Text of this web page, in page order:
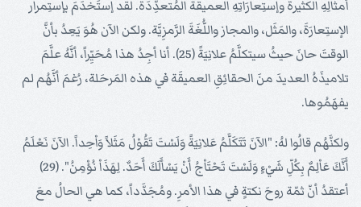
أمثالِهِ الكثيرة وإستِعارَاتِهِ العميقَة المُتعدِّدَة. لقد إستَخدَمَ بإستِمرار
الإستِعارَةَ، والمَثَل، والمجاز واللُّغَةَ الرَّمزِيَّة. ولكن الآن هُوَ يَعِدُ بأنَّ
الوقتَ حانَ حيثُ سيتكلَّمُ علانِيَةً (25). أنا أجِدُ هذا مُحَيِّراً، أنَّهُ علَّمَ
تلاميذَهُ العديدَ منَ الحقائِقِ العميقَة في هذه المَرحَلة، رُغمَ أنَّهُم لم
يفهَمُوها.
ولكنَّهُم قالُوا لهُ: "الآنَ تَتَكَلَّمُ عَلانِيَةً وَلَسْتَ تَقُوْلُ مَثَلاً وَاْحِداً. الآنَ نَعْلَمُ
أَنَّكَ عَاْلِمٌ بِكُلِّ شَيْءٍ وَلَسْتَ تَحْتَاْجُ أَنْ يَسْأَلَكَ أَحَدٌ. لِهَذَاْ نُؤْمِنُ". (29)
أعتقدُ أنّ ثمّة روحَ نكتةٍ في هذا الأمرِ. ومُجَدَّداً، كما هي الحالُ معَ